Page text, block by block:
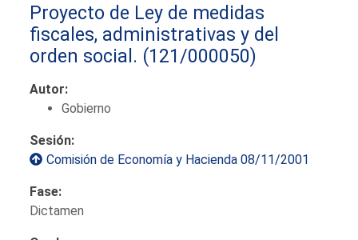
Proyecto de Ley de medidas
fiscales, administrativas y del
orden social. (121/000050)
Autor:
Gobierno
Sesión:
Comisión de Economía y Hacienda 08/11/2001
Fase:
Dictamen